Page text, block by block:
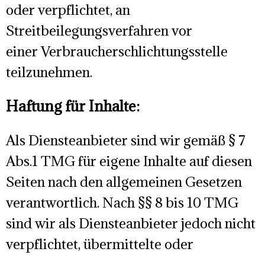
oder verpflichtet, an
Streitbeilegungsverfahren vor
einer Verbraucherschlichtungsstelle
teilzunehmen.
Haftung für Inhalte:
Als Diensteanbieter sind wir gemäß § 7
Abs.1 TMG für eigene Inhalte auf diesen
Seiten nach den allgemeinen Gesetzen
verantwortlich. Nach §§ 8 bis 10 TMG
sind wir als Diensteanbieter jedoch nicht
verpflichtet, übermittelte oder